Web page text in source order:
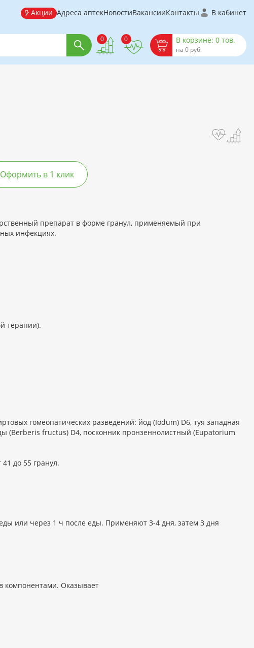
Акции Адреса аптекНовостиВакансииКонтакты В кабинет
0 0 В корзине: 0 тов.
на 0 руб.
Оформить в 1 клик
препарат в форме гранул, применяемый при
инфекциях.
терапии).
гомеопатических разведений: йод (Iodum) D6, туя западная
(Berberis fructus) D4, посконник пронзеннолистный (Eupatorium
до 55 гранул.
или через 1 ч после еды. Применяют 3-4 дня, затем 3 дня
компонентами. Оказывает